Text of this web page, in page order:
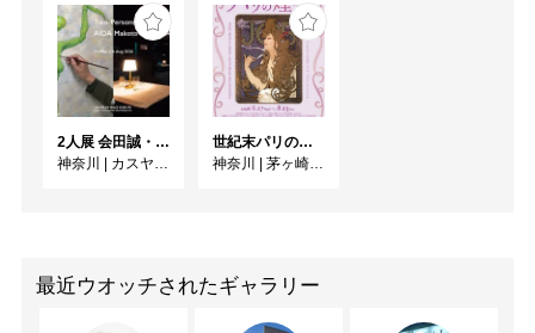
2人展 会田誠・岡田裕子
神奈川
| カスヤの森現代美術館
世紀末パリの煌めき ーOGATAコレクションにみるミュシャ、シェレ、ロートレック
神奈川
| 茅ヶ崎市美術館
最近ウオッチされたギャラリー